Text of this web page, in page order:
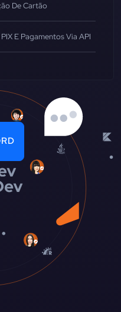
De Cartão
E Pagamentos Via API